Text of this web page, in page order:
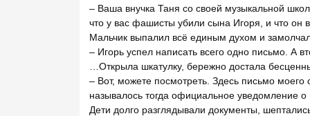
– Ваша внучка Таня со своей музыкальной
что у вас фашисты убили сына Игоря, и что он
Мальчик выпалил всё единым духом и
– Игорь успел написать всего одно письмо. А
…Открыла шкатулку, бережно достала
– Вот, можете посмотреть. Здесь письмо
называлось тогда официальное уведомление о
Дети долго разглядывали документы,